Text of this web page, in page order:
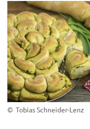
© Tobias Schneider-Lenz